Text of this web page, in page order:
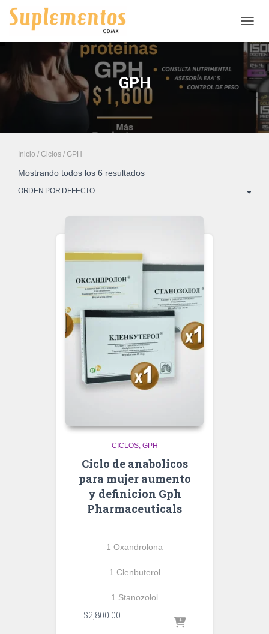
GPH
Inicio / Ciclos / GPH
Mostrando todos los 6 resultados
CICLOS GPH
Ciclo de anabolicos
para mujer aumento
y definicion Gph
Pharmaceuticals
1 Oxandrolona
1 Clenbuterol
1 Stanozolol
$2,800.00